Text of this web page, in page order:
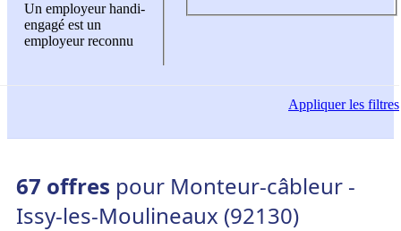
Un employeur handi-
engagé est un
employeur reconnu
Appliquerles filtres
67 offres pour Monteur-câbleur -
Issy-les-Moulineaux (92130)